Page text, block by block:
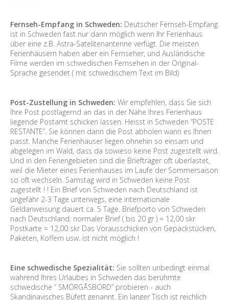
Fernseh-Empfang in Schweden: Deutscher Fernseh-Empfang
ist in Schweden fast nur dann möglich wenn Ihr Ferienhaus
über eine z.B. Astra-Satelitenantenne verfügt. Die meisten
Ferienhäusern haben aber ein Fernseher, und Ausländische
Filme werden im schwedischen Fernsehen in der Original-
Sprache gesendet ( mit schwedischem Text im Bild)
Post-Zustellung in Schweden: Wir empfehlen, dass Sie sich
Ihre Post postlagernd an das in der Nähe Ihres Ferienhaus
liegende Postamt schicken lassen. Heisst in Schweden “POSTE
RESTANTE”. Sie können dann die Post abholen wann es Ihnen
passt. Manche Ferienhäuser liegen ohnehin so einsam und
abgelegen im Wald, dass da sowieso keine Post zugestellt wird.
Und in den Feriengebieten sind die Briefträger oft überlastet,
weil die Mieter eines Ferienhauses im Laufe der Sommersaison
so oft wechseln. Samstag wird in Schweden keine Post
zugestellt ! ! Ein Brief von Schweden nach Deutschland ist
ungefähr 2-3 Tage unterwegs, eine internationale
Geldanweisung dauert ca. 5 Tage. Briefporto von Schweden
nach Deutschland: normaler Brief ( bis 20 gr ) = 12,00 skr
Postkarte = 12,00 skr Das Vorausschicken von Gepäckstücken,
Paketen, Koffern usw. ist nicht möglich !
Eine schwedische Spezialität: Sie sollten unbedingt einmal
während Ihres Urlaubes in Schweden das berühmte
schwedische “ SMÖRGÅSBORD” probieren - auch
Skandinavisches Büfett genannt. Ein langer Tisch ist reichlich